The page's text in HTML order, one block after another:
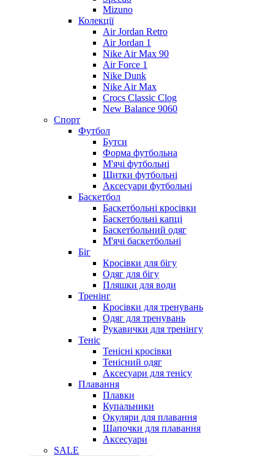
Mizuno
Колекції
Air Jordan Retro
Air Jordan 1
Nike Air Max 90
Air Force 1
Nike Dunk
Nike Air Max
Crocs Classic Clog
New Balance 9060
Спорт
Футбол
Бутси
Форма футбольна
М'ячі футбольні
Щитки футбольні
Аксесуари футбольні
Баскетбол
Баскетбольні кросівки
Баскетбольні капці
Баскетбольний одяг
М'ячі баскетбольні
Біг
Кросівки для бігу
Одяг для бігу
Пляшки для води
Тренінг
Кросівки для тренувань
Одяг для тренувань
Рукавички для тренінгу
Теніс
Тенісні кросівки
Тенісний одяг
Аксесуари для тенісу
Плавання
Плавки
Купальники
Окуляри для плавання
Шапочки для плавання
Аксесуари
SALE